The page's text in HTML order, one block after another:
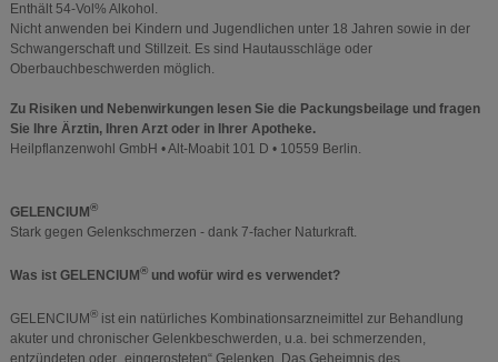
Enthält 54-Vol% Alkohol.
Nicht anwenden bei Kindern und Jugendlichen unter 18 Jahren sowie in der
Schwangerschaft und Stillzeit. Es sind Hautausschläge oder
Oberbauchbeschwerden möglich.
Zu Risiken und Nebenwirkungen lesen Sie die Packungsbeilage und fragen
Sie Ihre Ärztin, Ihren Arzt oder in Ihrer Apotheke.
Heilpflanzenwohl GmbH • Alt-Moabit 101 D • 10559 Berlin.
GELENCIUM®
Stark gegen Gelenkschmerzen - dank 7-facher Naturkraft.
Was ist GELENCIUM®und wofür wird es verwendet?
GELENCIUM®ist ein natürliches Kombinationsarzneimittel zur Behandlung
akuter und chronischer Gelenkbeschwerden, u.a. bei schmerzenden,
entzündeten oder „eingerosteten“ Gelenken. Das Geheimnis des